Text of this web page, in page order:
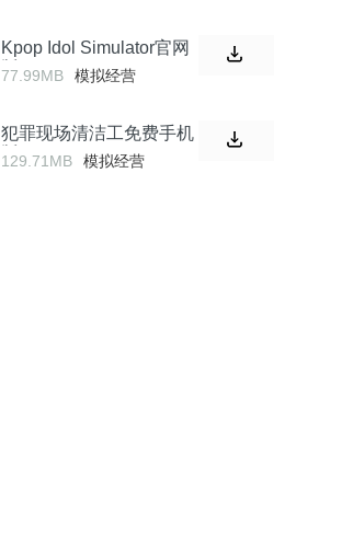
Kpop Idol Simulator官网
版
77.99MB 模拟经营
犯罪现场清洁工免费手机
版
129.71MB 模拟经营